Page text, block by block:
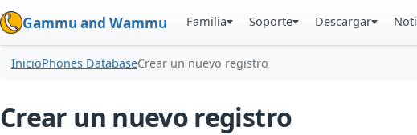
Gammu and Wammu Familia Soporte Descargar
InicioPhones DatabaseCrear un nuevo registro
Crear un nuevo registro